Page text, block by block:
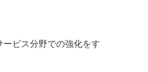
ビス分野での強化をす